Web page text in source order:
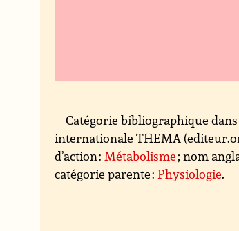
Catégorie bibliographique
internationale THEMA
d’action :Métabolisme; nom
catégorie parente :Physiologie.